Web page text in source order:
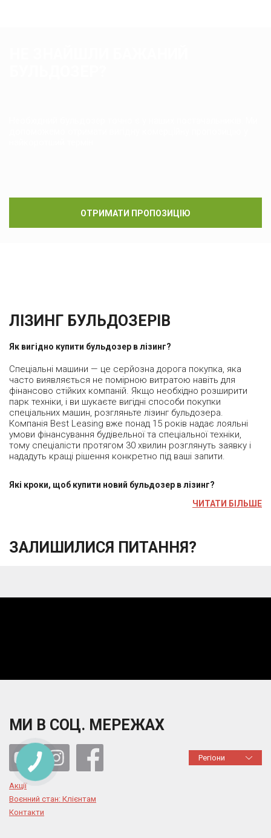
ОТРИМАТИ ПРОПОЗИЦІЮ
ЛІЗИНГ БУЛЬДОЗЕРІВ
Як вигідно купити бульдозер в лізинг?
Спеціальні машини — це серйозна дорога покупка, яка
часто виявляється не помірною витратою навіть для
фінансово стійких компаній. Якщо необхідно розширити
парк техніки, і ви шукаєте вигідні способи покупки
спеціальних машин, розгляньте лізинг бульдозера.
Компанія Best Leasing вже понад 15 років надає лояльні
умови фінансування будівельної та спеціальної техніки,
тому спеціалісти протягом 30 хвилин розглянуть заявку і
нададуть кращі рішення конкретно під ваші запити.
Які кроки, щоб купити новий бульдозер в лізинг?
ЧИТАТИ БІЛЬШЕ
ЗАЛИШИЛИСЯ ПИТАННЯ?
МИ В СОЦ. МЕРЕЖАХ
Регіони
Акції
Воєнний стан: Клієнтам
Контакти